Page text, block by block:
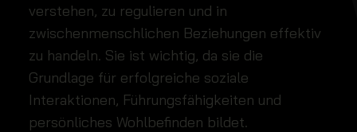
verstehen, zu regulieren und in
zwischenmenschlichen Beziehungen effektiv
zu handeln. Sie ist wichtig, da sie die
Grundlage für erfolgreiche soziale
Interaktionen, Führungsfähigkeiten und
persönliches Wohlbefinden bildet.